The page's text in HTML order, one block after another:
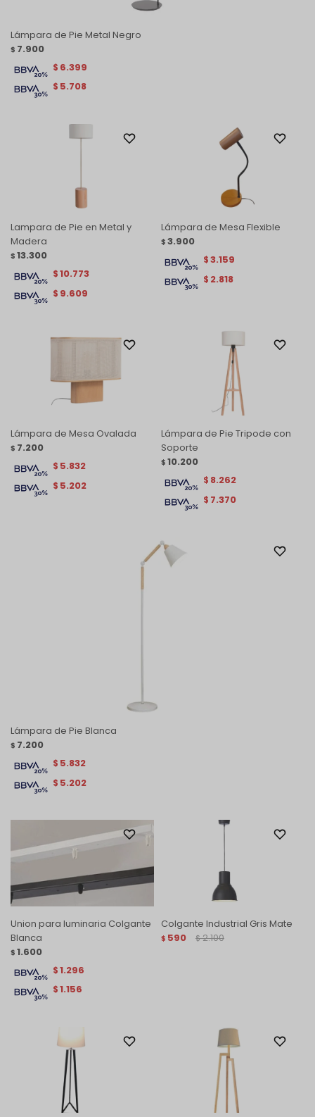
Lámpara de Pie Metal Negro
$ 7.900
$ 5.708
$ 6.399
Lampara de Pie en Metal y
Madera
$ 13.300
$ 9.609
$10.773
Lámpara de Mesa Flexible
$ 3.900
$ 2.818
$3.159
Lámpara de Mesa Ovalada
$ 7.200
$ 5.202
$ 5.832
Lámpara de Pie Tripode con
Soporte
$ 10.200
$ 7.370
$ 8.262
Lámpara de Pie Blanca
$ 7.200
$ 5.202
$ 5.832
Union para luminaria Colgante
Blanca
$ 1.600
$1.156
$1.296
Colgante Industrial Gris Mate
$ 590 $ 2.100